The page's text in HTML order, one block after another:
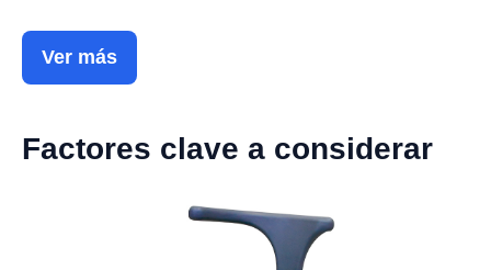
Ver más
Factores clave a considerar